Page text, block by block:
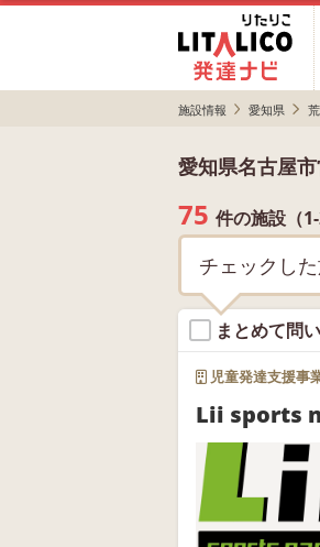
施設情報 愛知県
愛知県名古屋
75 件の施設（1-
チェックし
まとめて問
児童発達支援事
Lii sports